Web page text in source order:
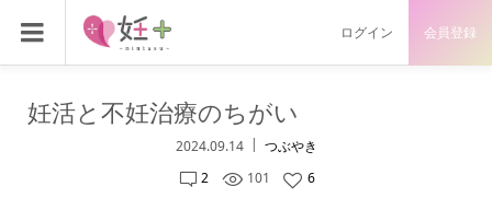
ログイン 会員登録
妊活と不妊治療のちがい
2024.09.14
つぶやき
2
101 6